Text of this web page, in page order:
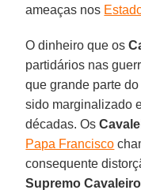
ameaças nos
O dinheiro que os
partidários nas
que grande parte
sido marginalizado
décadas. Os
Papa Francisco
consequente
Supremo